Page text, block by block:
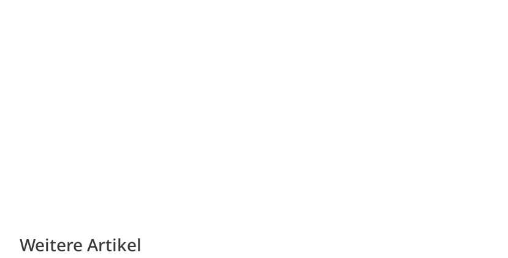
Weitere Artikel